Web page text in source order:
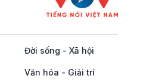
Đời sống - Xã hội
Văn hóa - Giải trí